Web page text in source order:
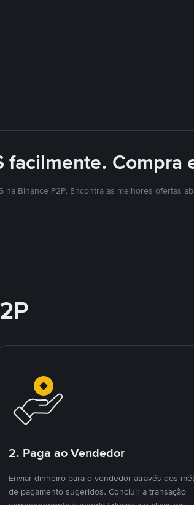
facilmente.
na Binance P2P. Encontra as melhores ofertas
2. Paga ao Vendedor
Enviar dinheiro para o vendedor através dos
de pagamento sugeridos. Concluir a transação